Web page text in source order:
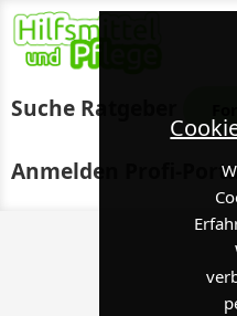
Suche Ratgeber
Anmelden Profi-